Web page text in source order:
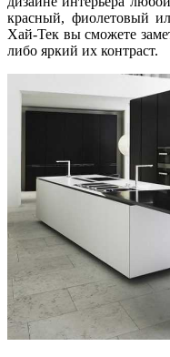
красный, фиолетовый
Хай-Тек вы сможете
либо яркий их контраст.